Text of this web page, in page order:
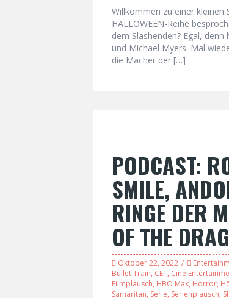
Willkommen zu einer kleinen
HALLOWEEN-Reihe
dem Slashenden? Egal,
und Michael Myers. Mal
die Macher der […]
PODCAST:
SMILE,
RINGE DER
OF THE
Oktober 22, 2022
Bullet Train, CET, Cine
Filmplausch, HBO Max, Horror,
Samaritan, Serie, Serienplausch,